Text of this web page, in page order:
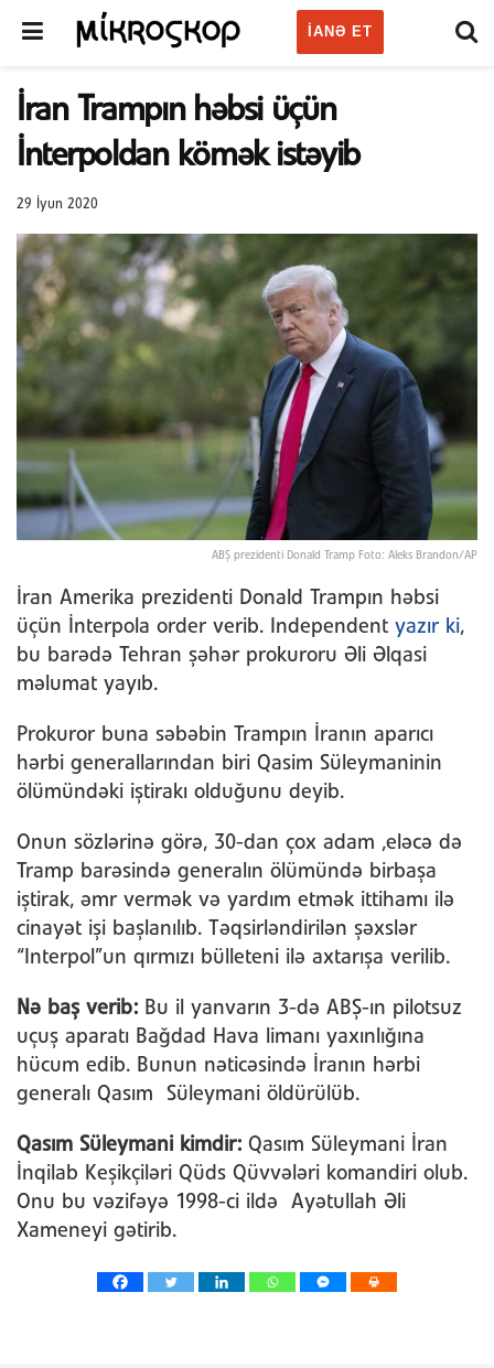
IANƏ ET
İran Trampın həbsi üçün
İnterpoldan kömək istəyib
29 İyun 2020
ABŞ prezidenti Donald Tramp Foto: Aleks Brandon/AP
İran Amerika prezidenti Donald Trampın həbsi
üçün İnterpola order verib. Independent yazır ki,
bu barədə Tehran şəhər prokuroru Əli Əlqasi
məlumat yayıb.
Prokuror buna səbəbin Trampın İranın aparıcı
hərbi generallarından biri Qasim Süleymaninin
ölümündəki iştirakı olduğunu deyib.
Onun sözlərinə görə, 30-dan çox adam ,eləcə də
Tramp barəsində generalın ölümündə birbaşa
iştirak, əmr vermək və yardım etmək ittihamı ilə
cinayət işi başlanılıb. Təqsirləndirilən şəxslər
“Interpol”un qırmızı bülleteni ilə axtarışa verilib.
Nə baş verib: Bu il yanvarın 3-də ABŞ-ın pilotsuz
uçuş aparatı Bağdad Hava limanı yaxınlığına
hücum edib. Bunun nəticəsində İranın hərbi
generalı Qasım Süleymani öldürülüb.
Qasım Süleymani kimdir: Qasım Süleymani İran
İnqilab Keşikçiləri Qüds Qüvvələri komandiri olub.
Onu bu vəzifəyə 1998-ci ildə Ayətullah Əli
Xameneyi gətirib.